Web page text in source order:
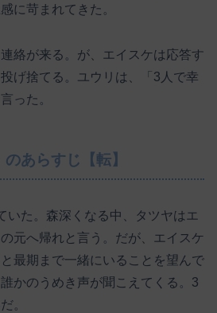
に苛まれてきた。
絡が来る。が、エイスケは応答す
げ捨てる。ユウリは、「3人で幸
った。
あらすじ【転】
いた。森深くなる中、タツヤはエ
元へ帰れと言う。だが、エイスケ
最期まで一緒にいることを望んで
かのうめき声が聞こえてくる。3
。